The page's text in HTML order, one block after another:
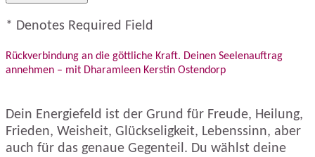
* Denotes Required Field
Rückverbindung an die göttliche Kraft. Deinen Seelenauftrag
annehmen – mit Dharamleen Kerstin Ostendorp
Dein Energiefeld ist der Grund für Freude, Heilung,
Frieden, Weisheit, Glückseligkeit, Lebenssinn, aber
auch für das genaue Gegenteil. Du wählst deine